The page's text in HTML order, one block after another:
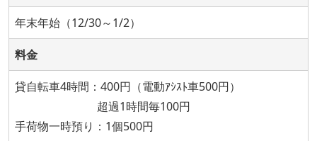
年末年始（12/30～1/2）
料金
貸自転車4時間：400円（電動ｱｼｽﾄ車500円）
超過1時間毎100円
手荷物一時預り：1個500円